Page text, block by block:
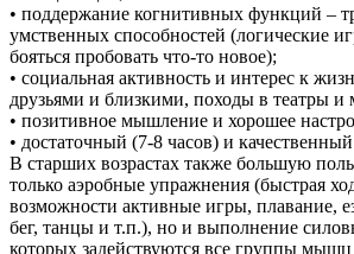
• поддержание когнитивных функций –
умственных способностей (логические
бояться пробовать что-то новое);
• социальная активность и интерес к
друзьями и близкими, походы в театры и
• позитивное мышление и хорошее
• достаточный (7-8 часов) и
В старших возрастах также большую
только аэробные упражнения (быстрая
возможности активные игры, плавание,
бег, танцы и т.п.), но и выполнение
которых задействуются все группы мышц